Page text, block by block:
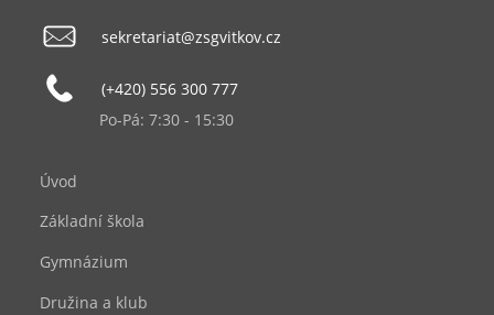
sekretariat@zsgvitkov.cz
(+420) 556 300 777
Po-Pá: 7:30 - 15:30
Úvod
Základní škola
Gymnázium
Družina a klub